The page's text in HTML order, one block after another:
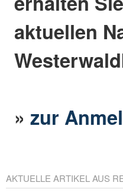
aktuellen
»zur
AKTUELLE ARTIKEL AUS